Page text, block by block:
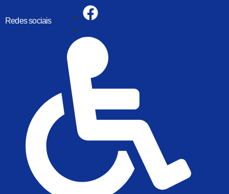
Redes sociais